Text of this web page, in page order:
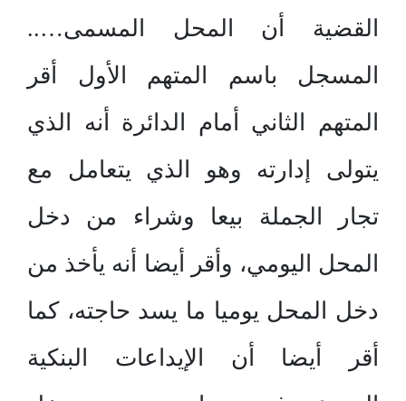
القضية أن المحل المسمى…..
المسجل باسم المتهم الأول أقر
المتهم الثاني أمام الدائرة أنه الذي
يتولى إدارته وهو الذي يتعامل مع
تجار الجملة بيعا وشراء من دخل
المحل اليومي، وأقر أيضا أنه يأخذ من
دخل المحل يوميا ما يسد حاجته، كما
أقر أيضا أن الإيداعات البنكية